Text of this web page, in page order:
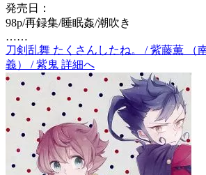
発売日：
98p/再録集/睡眠姦/潮吹き
……
刀剣乱舞 たくさんしたね。 / 紫藤薫 （
義） / 紫鬼 詳細へ